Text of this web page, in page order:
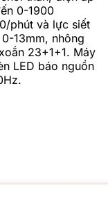
0-1900
phút và lực siết
13mm, nhông
23+1+1. Máy
LED báo nguồn